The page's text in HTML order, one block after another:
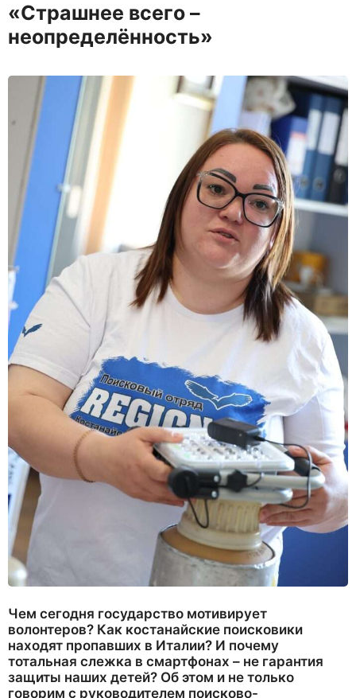
«Страшнее всего –
неопределённость»
Чем сегодня государство мотивирует
волонтеров? Как костанайские поисковики
находят пропавших в Италии? И почему
тотальная слежка в смартфонах – не гарантия
защиты наших детей? Об этом и не только
говорим с руководителем поисково-